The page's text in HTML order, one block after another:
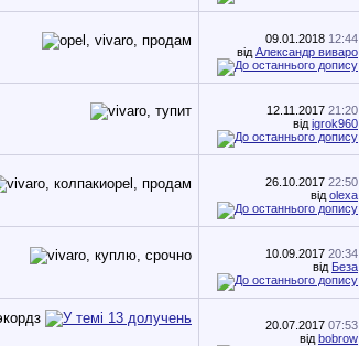
09.01.2018 12:44
від Александр виваро
12.11.2017 21:20
від igrok960
26.10.2017 22:50
від olexa
10.09.2017 20:34
від Беза
20.07.2017 07:53
від bobrow